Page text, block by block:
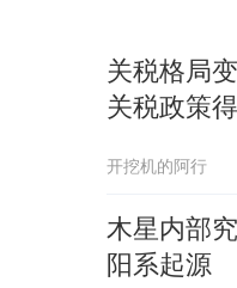
关税格局
关税政策
开挖机的阿行
木星内部
阳系起源